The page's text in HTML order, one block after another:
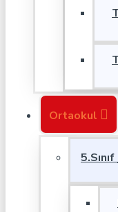
Ortaokul
5.Sınıf